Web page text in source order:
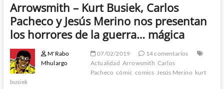
Arrowsmith – Kurt Busiek, Carlos
Pacheco y Jesús Merino nos presentan
los horrores de la guerra… mágica
M'Rabo
Mhulargo
07/02/2019
14 comentarios
Actualidad Arrowsmith Carlos
Pacheco cómic comics Jesús Merino kurt
busiek